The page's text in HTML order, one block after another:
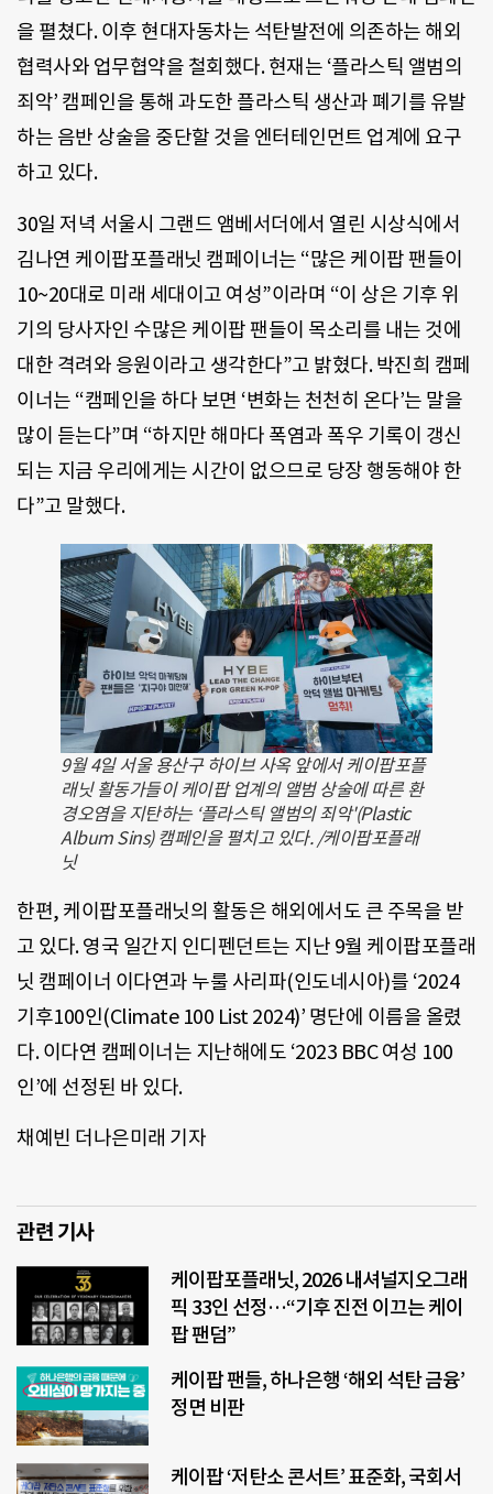
을 펼쳤다. 이후 현대자동차는 석탄발전에 의존하는 해외
협력사와 업무협약을 철회했다. 현재는 ‘플라스틱 앨범의
죄악’ 캠페인을 통해 과도한 플라스틱 생산과 폐기를 유발
하는 음반 상술을 중단할 것을 엔터테인먼트 업계에 요구
하고 있다.
30일 저녁 서울시 그랜드 앰베서더에서 열린 시상식에서
김나연 케이팝포플래닛 캠페이너는 “많은 케이팝 팬들이
10~20대로 미래 세대이고 여성”이라며 “이 상은 기후 위
기의 당사자인 수많은 케이팝 팬들이 목소리를 내는 것에
대한 격려와 응원이라고 생각한다”고 밝혔다. 박진희 캠페
이너는 “캠페인을 하다 보면 ‘변화는 천천히 온다’는 말을
많이 듣는다”며 “하지만 해마다 폭염과 폭우 기록이 갱신
되는 지금 우리에게는 시간이 없으므로 당장 행동해야 한
다”고 말했다.
9월 4일 서울 용산구 하이브 사옥 앞에서 케이팝포플
래닛 활동가들이 케이팝 업계의 앨범 상술에 따른 환
경오염을 지탄하는 ‘플라스틱 앨범의 죄악'(Plastic
Album Sins) 캠페인을 펼치고 있다. /케이팝포플래
닛
한편, 케이팝포플래닛의 활동은 해외에서도 큰 주목을 받
고 있다. 영국 일간지 인디펜던트는 지난 9월 케이팝포플래
닛 캠페이너 이다연과 누룰 사리파(인도네시아)를 ‘2024
기후100인(Climate 100 List 2024)’ 명단에 이름을 올렸
다. 이다연 캠페이너는 지난해에도 ‘2023 BBC 여성 100
인’에 선정된 바 있다.
채예빈 더나은미래 기자
관련 기사
케이팝포플래닛, 2026 내셔널지오그래
픽 33인 선정…“기후 진전 이끄는 케이
팝 팬덤”
케이팝 팬들, 하나은행 ‘해외 석탄 금융’
정면 비판
케이팝 ‘저탄소 콘서트’ 표준화, 국회서